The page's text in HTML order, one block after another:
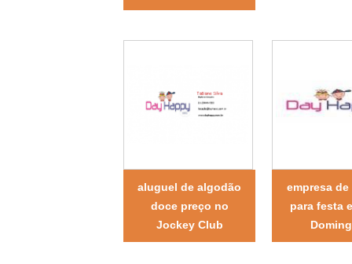
aluguel de algodão
doce preço no
Jockey Club
empresa
para festa